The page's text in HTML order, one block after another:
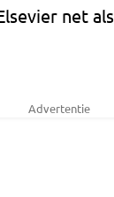
net
Advertentie